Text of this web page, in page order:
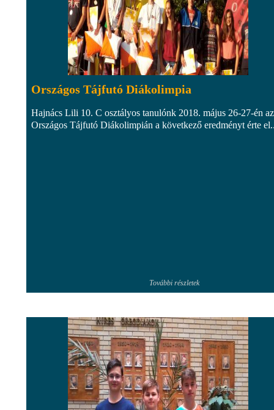
Országos Tájfutó Diákolimpia
Hajnács Lili 10. C osztályos tanulónk 2018. május 26-27-én az
Országos Tájfutó Diákolimpián a következő eredményt érte
További részletek